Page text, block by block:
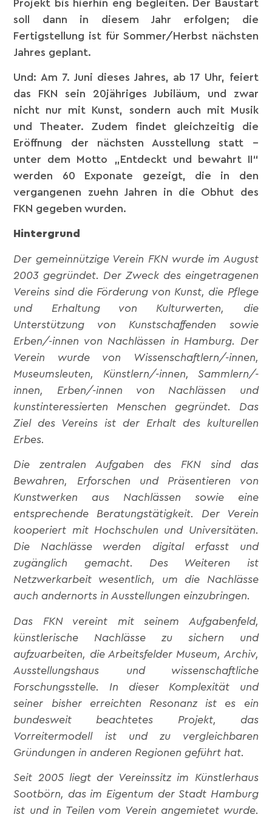
Projekt bis hierhin eng begleiten. Der Baustart
soll dann in diesem Jahr erfolgen; die
Fertigstellung ist für Sommer/Herbst nächsten
Jahres geplant.
Und: Am 7. Juni dieses Jahres, ab 17 Uhr, feiert
das FKN sein 20jähriges Jubiläum, und zwar
nicht nur mit Kunst, sondern auch mit Musik
und Theater. Zudem findet gleichzeitig die
Eröffnung der nächsten Ausstellung statt –
unter dem Motto „Entdeckt und bewahrt II“
werden 60 Exponate gezeigt, die in den
vergangenen zuehn Jahren in die Obhut des
FKN gegeben wurden.
Hintergrund
Der gemeinnützige Verein FKN wurde im August
2003 gegründet. Der Zweck des eingetragenen
Vereins sind die Förderung von Kunst, die Pflege
und Erhaltung von Kulturwerten, die
Unterstützung von Kunstschaffenden sowie
Erben/-innen von Nachlässen in Hamburg. Der
Verein wurde von Wissenschaftlern/-innen,
Museumsleuten, Künstlern/-innen, Sammlern/-
innen, Erben/-innen von Nachlässen und
kunstinteressierten Menschen gegründet. Das
Ziel des Vereins ist der Erhalt des kulturellen
Erbes.
Die zentralen Aufgaben des FKN sind das
Bewahren, Erforschen und Präsentieren von
Kunstwerken aus Nachlässen sowie eine
entsprechende Beratungstätigkeit. Der Verein
kooperiert mit Hochschulen und Universitäten.
Die Nachlässe werden digital erfasst und
zugänglich gemacht. Des Weiteren ist
Netzwerkarbeit wesentlich, um die Nachlässe
auch andernorts in Ausstellungen einzubringen.
Das FKN vereint mit seinem Aufgabenfeld,
künstlerische Nachlässe zu sichern und
aufzuarbeiten, die Arbeitsfelder Museum, Archiv,
Ausstellungshaus und wissenschaftliche
Forschungsstelle. In dieser Komplexität und
seiner bisher erreichten Resonanz ist es ein
bundesweit beachtetes Projekt, das
Vorreitermodell ist und zu vergleichbaren
Gründungen in anderen Regionen geführt hat.
Seit 2005 liegt der Vereinssitz im Künstlerhaus
Sootbörn, das im Eigentum der Stadt Hamburg
ist und in Teilen vom Verein angemietet wurde.